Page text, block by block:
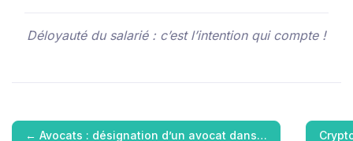
Déloyauté du salarié : c’est l’intention qui compte !
← Avocats : désignation d’un avocat dans…